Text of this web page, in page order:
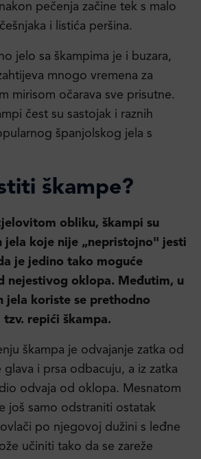
pečenja začine tek s malo
i listića peršina.
jelo sa škampima je i buzara,
mnogo vremena za
mirisom očarava sve prisutne.
čest su sastojak i raznih
španjolskog jela s
škampe?
obliku, škampi su
jela koje nije „nepristojno" jesti
je jedino tako moguće
nejestivog oklopa. Međutim, u
jela koriste se prethodno
repići škampa.
škampa je odvajanje zatka od
glava i prsa odbacuju, a iz zatka
odvaja od oklopa. Mesnatom
još samo odstraniti ostatak
po njegovoj dužini s leđne
učiniti tako da se zareže